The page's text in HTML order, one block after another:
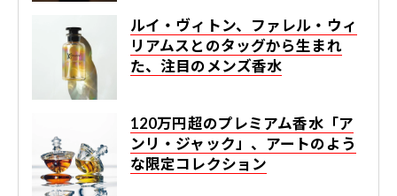
ルイ・ヴィトン、ファレル・ウィ
リアムスとのタッグから生まれ
た、注目のメンズ香水
120万円超のプレミアム香水「ア
ンリ・ジャック」、アートのよう
な限定コレクション